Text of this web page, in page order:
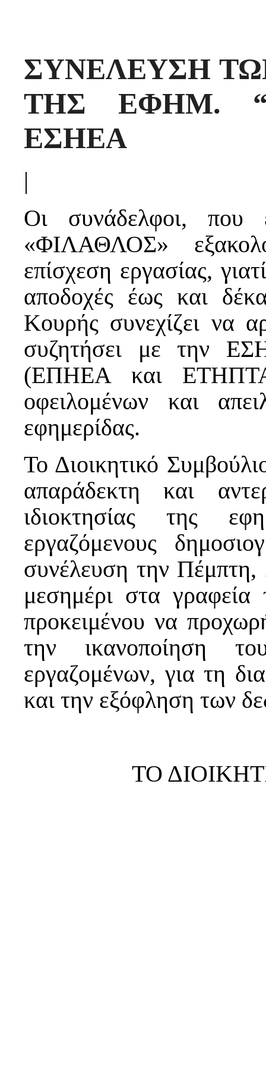
ΣΥΝΕΛΕΥΣΗ
ΤΗΣ ΕΦΗΜ.
ΕΣΗΕΑ
|
Οι συνάδελφοι, που
«ΦΙΛΑΘΛΟΣ»
επίσχεση εργασίας,
αποδοχές έως και
Κουρής συνεχίζει να
συζητήσει με την
(ΕΠΗΕΑ και
οφειλομένων και
εφημερίδας.
Το Διοικητικό
απαράδεκτη και
ιδιοκτησίας της
εργαζόμενους
συνέλευση την
μεσημέρι στα
προκειμένου να
την ικανοποίηση
εργαζομένων, για τη
και την εξόφληση των
ΤΟ